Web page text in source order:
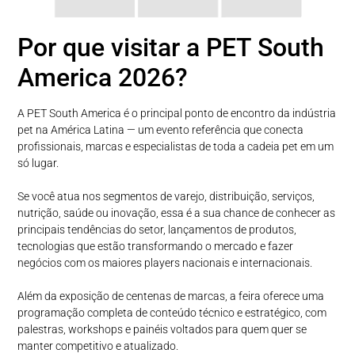
Por que visitar a PET South
America 2026?
A PET South America é o principal ponto de encontro da indústria
pet na América Latina — um evento referência que conecta
profissionais, marcas e especialistas de toda a cadeia pet em um
só lugar.
Se você atua nos segmentos de varejo, distribuição, serviços,
nutrição, saúde ou inovação, essa é a sua chance de conhecer as
principais tendências do setor, lançamentos de produtos,
tecnologias que estão transformando o mercado e fazer
negócios com os maiores players nacionais e internacionais.
Além da exposição de centenas de marcas, a feira oferece uma
programação completa de conteúdo técnico e estratégico, com
palestras, workshops e painéis voltados para quem quer se
manter competitivo e atualizado.